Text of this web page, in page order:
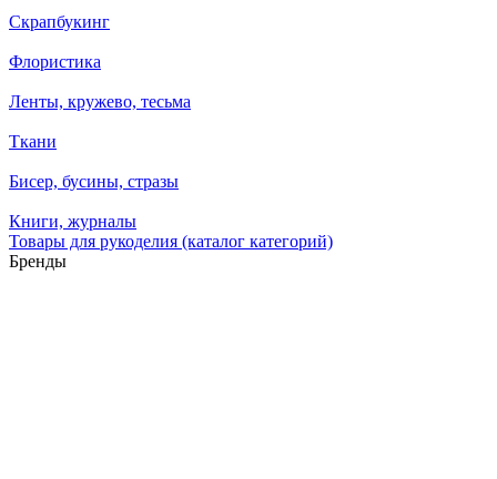
Скрапбукинг
Флористика
Ленты, кружево, тесьма
Ткани
Бисер, бусины, стразы
Книги, журналы
Товары для рукоделия (каталог категорий)
Бренды